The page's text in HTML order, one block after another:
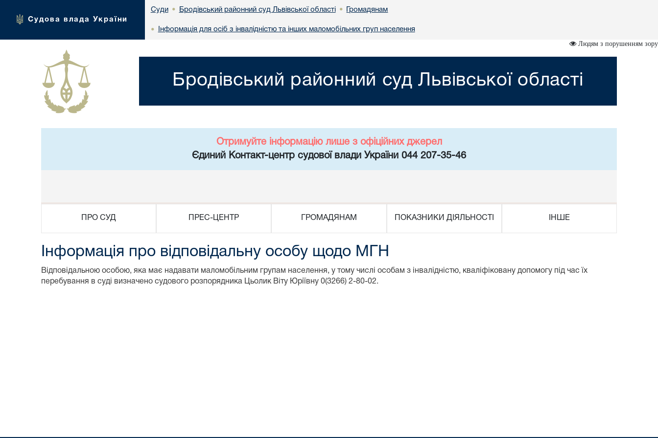
Судова влада України
Суди • Бродівський районний суд Львівської області • Громадянам
• Інформація для осіб з інвалідністю та інших маломобільних груп населення
Людям з порушенням зору
Бродівський районний суд Львівської області
Отримуйте інформацію лише з офіційних джерел
Єдиний Контакт-центр судової влади України 044 207-35-46
ПРО СУД ПРЕС-ЦЕНТР ГРОМАДЯНАМ ПОКАЗНИКИ ДІЯЛЬНОСТІ ІНШЕ
Інформація про відповідальну особу щодо МГН
Відповідальною особою, яка має надавати маломобільним групам населення, у тому числі особам з інвалідністю, кваліфіковану допомогу під час їх
перебування в суді визначено судового розпорядника Цьолик Віту Юріївну 0(3266) 2-80-02.